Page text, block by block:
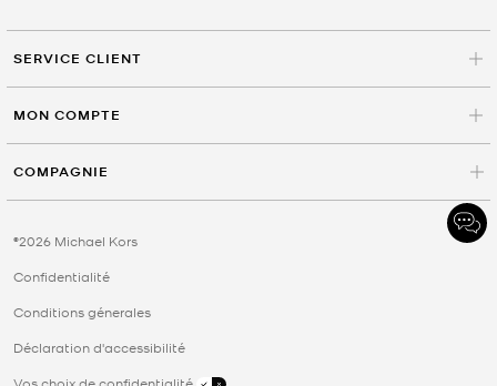
SERVICE CLIENT
MON COMPTE
COMPAGNIE
©2026 Michael Kors
Confidentialité
Conditions génerales
Déclaration d'accessibilité
Vos choix de confidentialité